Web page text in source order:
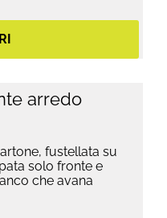
fustellata su
solo fronte e
che avana